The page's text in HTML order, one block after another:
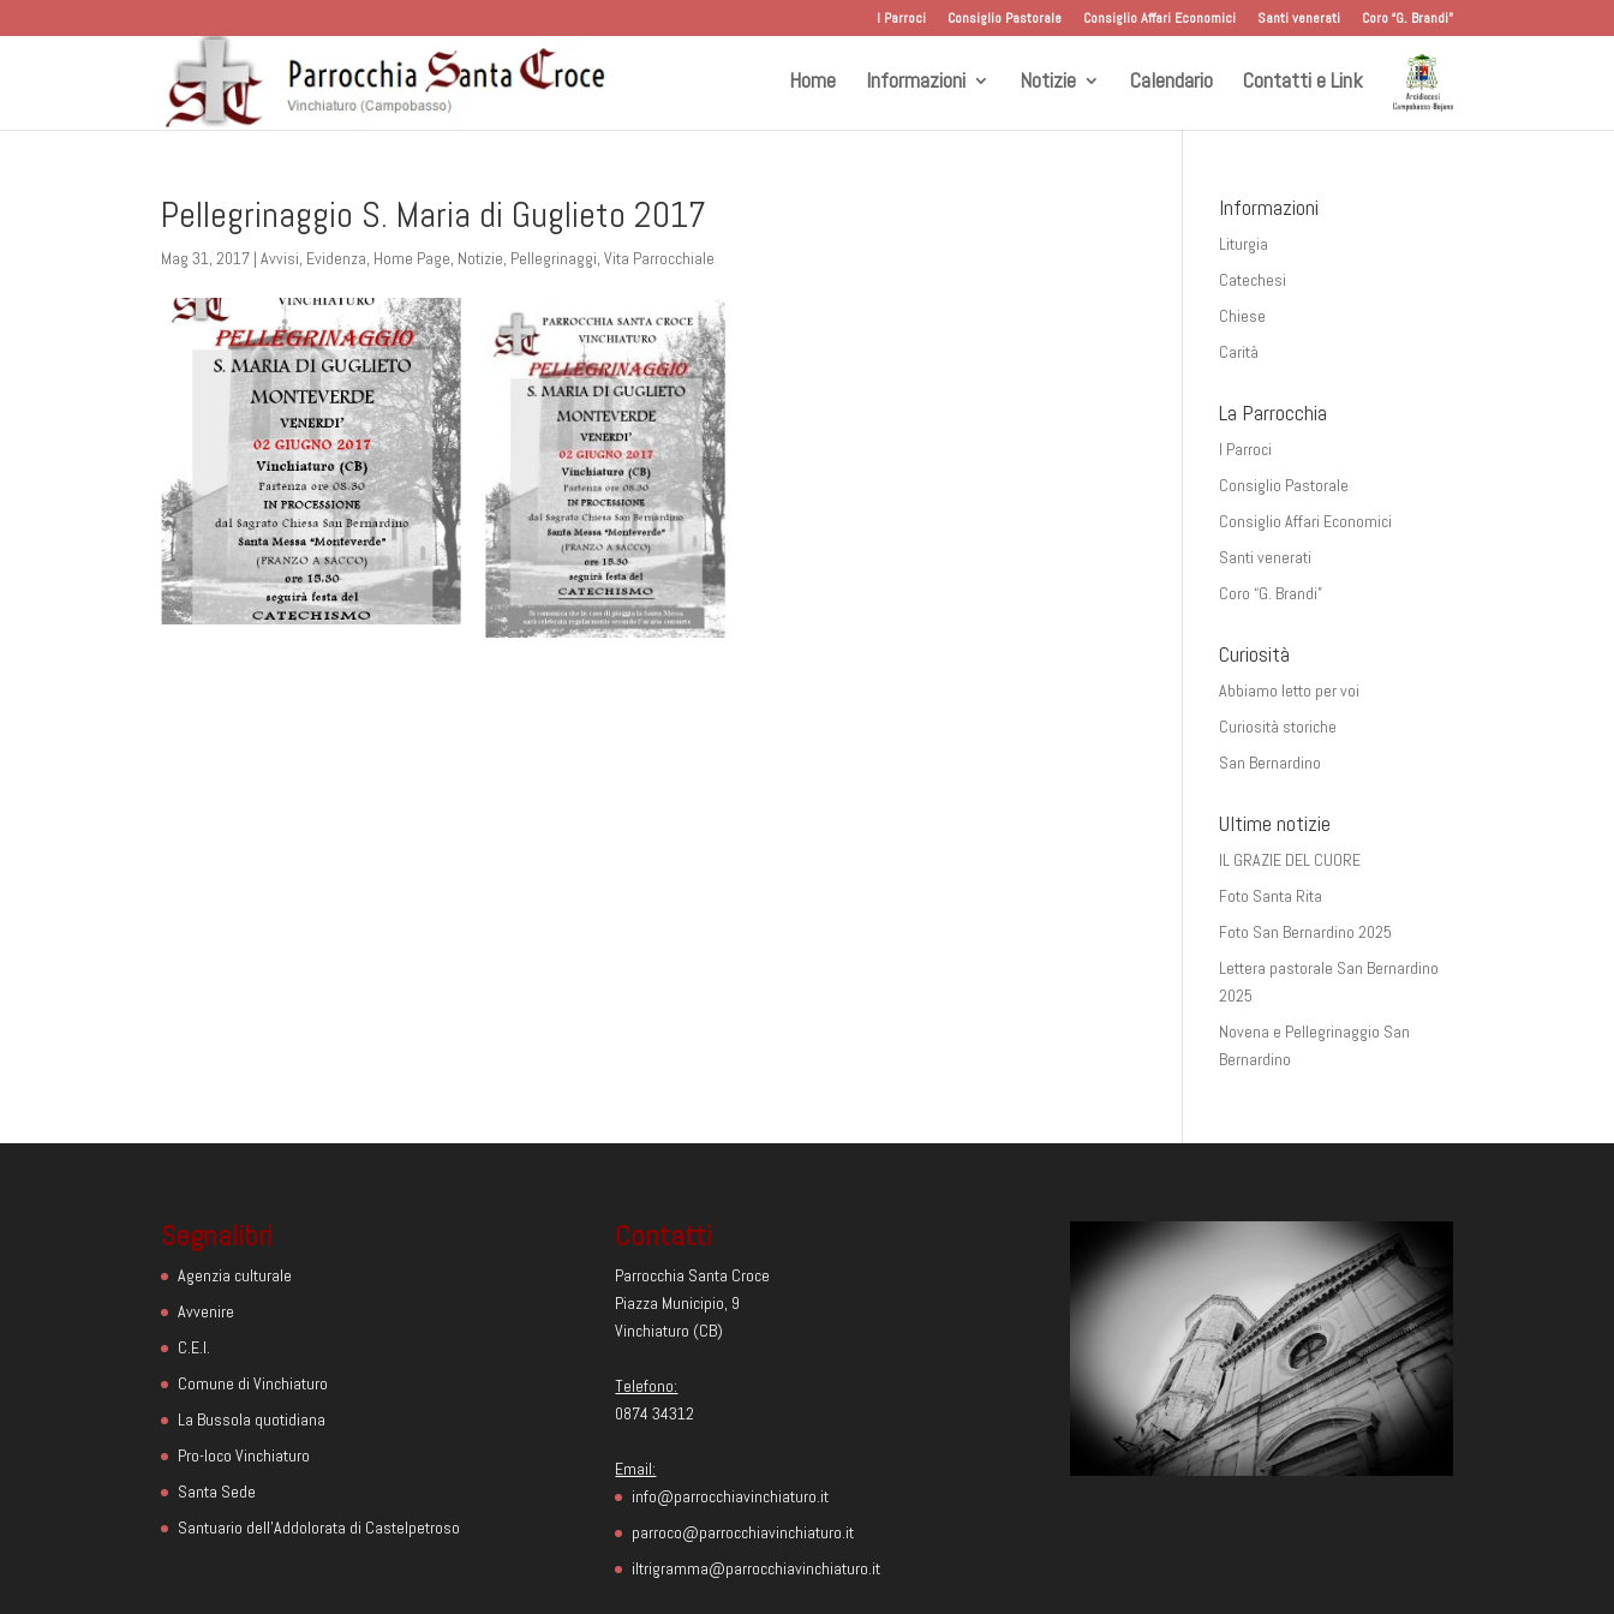
I Parroci Consiglio Pastorale Consiglio Affari Economici Santi venerati Coro “G. Brandi”
Home Informazioni Notizie Calendario Contatti e Link
Pellegrinaggio S. Maria di Guglieto 2017
Mag 31, 2017 |Avvisi, Evidenza, Home Page, Notizie, Pellegrinaggi,Vita Parrocchiale
Informazioni
Liturgia
Catechesi
Chiese
Carità
La Parrocchia
I Parroci
Consiglio Pastorale
Consiglio Affari Economici
Santi venerati
Coro “G. Brandi”
Curiosità
Abbiamo letto per voi
Curiosità storiche
San Bernardino
Ultime notizie
IL GRAZIE DEL CUORE
Foto Santa Rita
Foto San Bernardino 2025
Lettera pastorale San Bernardino
2025
Novena e Pellegrinaggio San
Bernardino
Segnalibri
Agenzia culturale
Avvenire
C.E.I.
Comune di Vinchiaturo
La Bussola quotidiana
Pro-loco Vinchiaturo
Santa Sede
Santuario dell'Addolorata di Castelpetroso
Contatti
Parrocchia Santa Croce
Piazza Municipio, 9
Vinchiaturo (CB)
Telefono:
0874 34312
Email:
info@parrocchiavinchiaturo.it
parroco@parrocchiavinchiaturo.it
iltrigramma@parrocchiavinchiaturo.it